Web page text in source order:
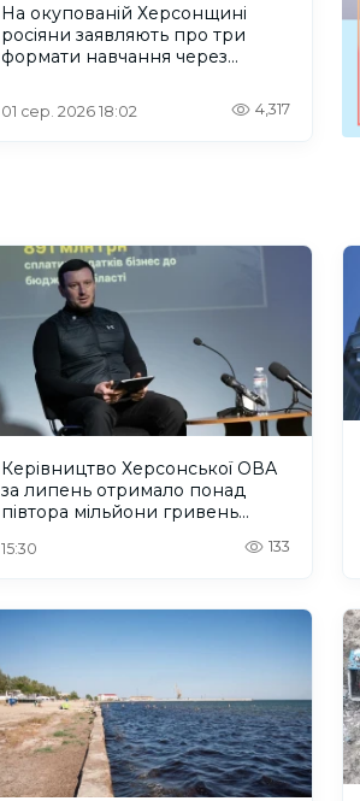
На окупованій Херсонщині
росіяни заявляють про три
формати навчання через
01 сер. 2026 18:02 4,317
Керівництво Херсонської ОВА
за липень отримало понад
півтора мільйони гривень
15:30 133